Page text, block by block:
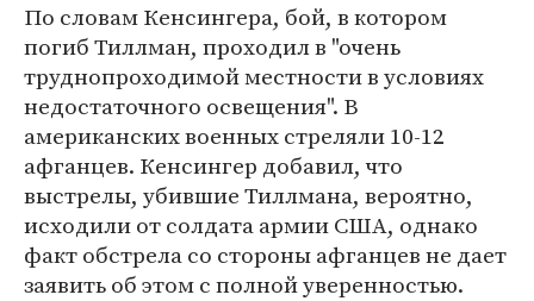
По словам Кенсингера, бой, в котором
погиб Тиллман, проходил в "очень
труднопроходимой местности в условиях
недостаточного освещения". В
американских военных стреляли 10-12
афганцев. Кенсингер добавил, что
выстрелы, убившие Тиллмана, вероятно,
исходили от солдата армии США, однако
факт обстрела со стороны афганцев не дает
заявить об этом с полной уверенностью.